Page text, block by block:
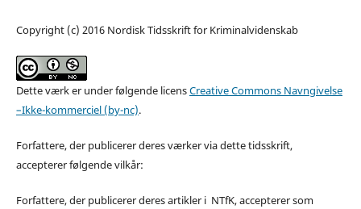
Copyright (c) 2016 Nordisk Tidsskrift for Kriminalvidenskab
Dette værk er under følgende licensCreative Commons Navngivelse
–Ikke-kommerciel (by-nc).
Forfattere, der publicerer deres værker via dette tidsskrift,
accepterer følgende vilkår:
Forfattere, der publicerer deres artikler i NTfK, accepterer som